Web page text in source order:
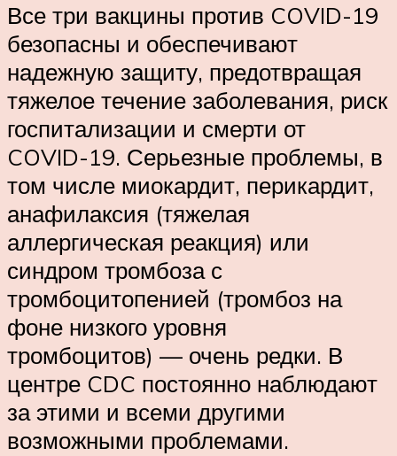
Все три вакцины против COVID-19
безопасны и обеспечивают
надежную защиту, предотвращая
тяжелое течение заболевания, риск
госпитализации и смерти от
COVID-19. Серьезные проблемы, в
том числе миокардит, перикардит,
анафилаксия (тяжелая
аллергическая реакция) или
синдром тромбоза с
тромбоцитопенией (тромбоз на
фоне низкого уровня
тромбоцитов) — очень редки. В
центре CDC постоянно наблюдают
за этими и всеми другими
возможными проблемами.